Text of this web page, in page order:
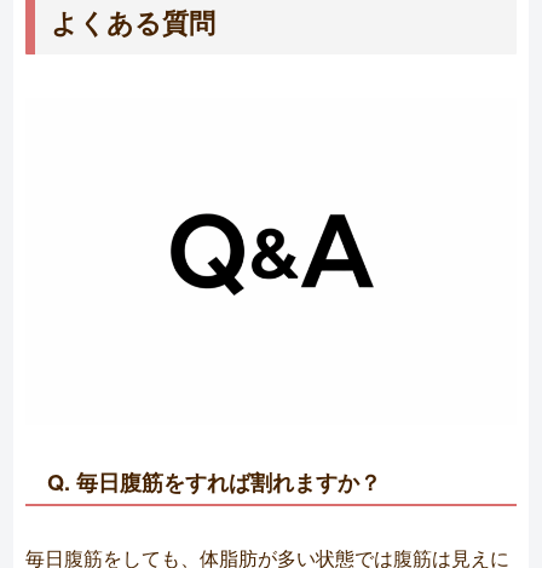
よくある質問
Q. 毎日腹筋をすれば割れますか？
毎日腹筋をしても、体脂肪が多い状態では腹筋は見えに